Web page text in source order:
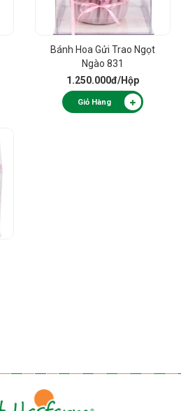
Bánh Hoa Gửi Trao Ngọt
Ngào 831
1.250.000đ/Hộp
Giỏ Hàng